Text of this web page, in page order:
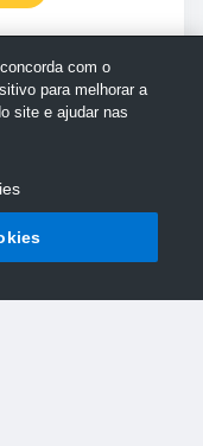
com o
para melhorar a
site e ajudar nas